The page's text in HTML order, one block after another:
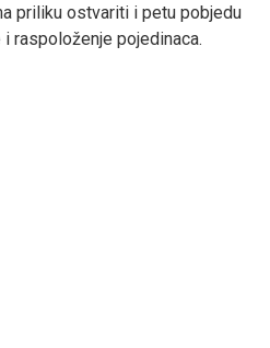
priliku ostvariti i petu pobjedu
raspoloženje pojedinaca.